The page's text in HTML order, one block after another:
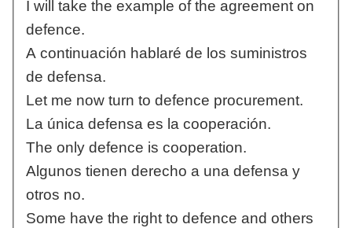
I will take the example of the agreement on
defence.
A continuación hablaré de los suministros
de defensa.
Let me now turn to defence procurement.
La única defensa es la cooperación.
The only defence is cooperation.
Algunos tienen derecho a una defensa y
otros no.
Some have the right to defence and others